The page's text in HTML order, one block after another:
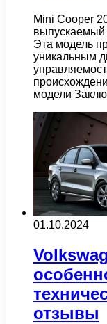
Mini Cooper
выпускаемый
Эта модель
уникальным
модели
01.10.2024
отзывы